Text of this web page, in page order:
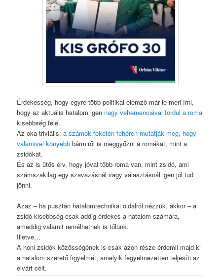
Érdekesség, hogy egyre több politikai elemző már le meri írni,
hogy az aktuális hatalom igen nagy vehemenciával fordul a roma
kisebbség felé.
Az oka triviális:a számok feketén-fehéren mutatják meg, hogy
valamivel könyebb bármiről is meggyőzni a romákat, mint a
zsidókat.
És az is ütős érv, hogy jóval több roma van, mint zsidó, ami
számszakilag egy szavazásnál vagy választásnál igen jól tud
jönni.
Azaz – ha pusztán hatalomtechnikai oldalról nézzük, akkor – a
zsidó kisebbség csak addig érdekes a hatalom számára,
ameddig valamit remélhetnek is tőlünk.
Illetve…
A honi zsidók közösségének is csak azon része érdemli majd ki
a hatalom szerető figyelmét, amelyik fegyelmezetten teljesíti az
elvárt célt.